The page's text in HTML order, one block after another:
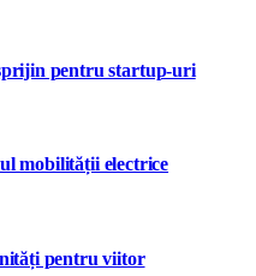
pentru startup-uri
mobilității electrice
pentru viitor